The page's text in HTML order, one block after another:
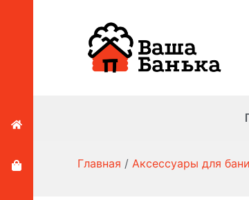
Главная / Аксессуары для бани